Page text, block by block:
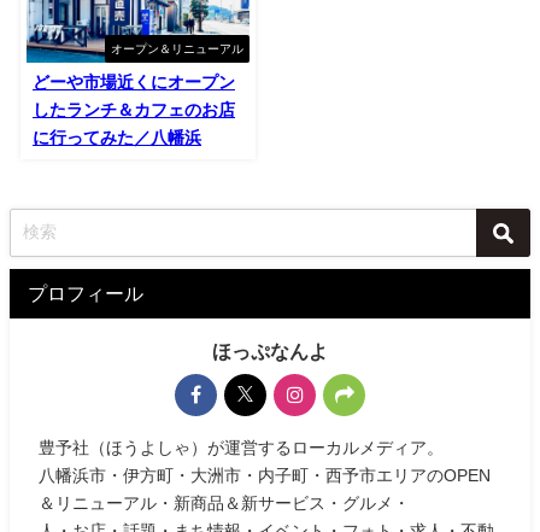
オープン＆リニューアル
どーや市場近くにオープン
したランチ＆カフェのお店
に行ってみた／八幡浜
プロフィール
ほっぷなんよ
豊予社（ほうよしゃ）が運営するローカルメディア。
八幡浜市・伊方町・大洲市・内子町・西予市エリアのOPEN
＆リニューアル・新商品＆新サービス・グルメ・